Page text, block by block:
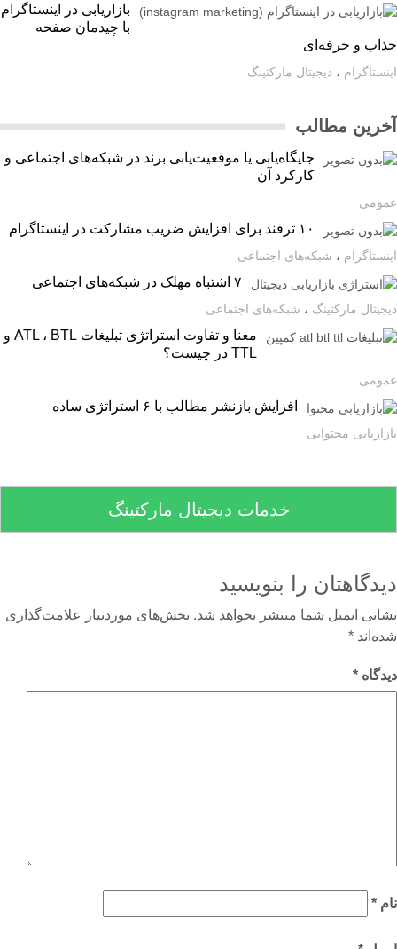
بازاریابی در اینستاگرام
با چیدمان صفحه
و حرفه‌ای
،دیجیتال مارکتینگ
مطالب
جایگاه‌یابی یا موقعیت‌یابی برند در شبکه‌های اجتماعی و
کارکرد آن
۱۰ ترفند برای افزایش ضریب مشارکت در اینستاگرام
،شبکه‌های اجتماعی
مارکتینگ،شبکه‌های اجتماعی
معنا و تفاوت استراتژی تبلیغات ATL ، BTL و
TTL در چیست؟
افزایش بازنشر مطالب با ۶ استراتژی ساده
محتوایی
خدمات دیجیتال مارکتینگ
را بنویسید
ایمیل شما منتشر نخواهد شد. بخش‌های موردنیاز علامت‌گذاری
*
*
*